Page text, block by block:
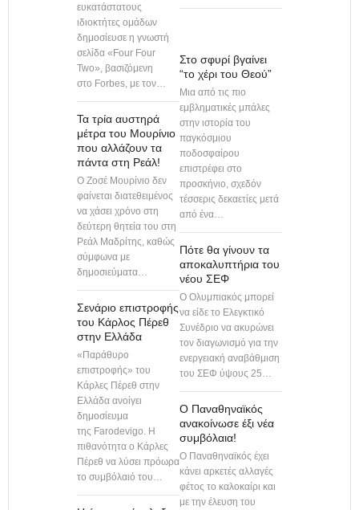
ευκατάστατους
ιδιοκτήτες ομάδων
δημοσίευσε η γνωστή
σελίδα «Four Four
Two», βασιζόμενη
στο Forbes, με τον…
Τα τρία αυστηρά
μέτρα του Μουρίνιο
που αλλάζουν τα
πάντα στη Ρεάλ!
Ο Ζοσέ Μουρίνιο δεν
φαίνεται διατεθειμένος
να χάσει χρόνο στη
δεύτερη θητεία του στη
Ρεάλ Μαδρίτης, καθώς
σύμφωνα με
δημοσιεύματα…
Σενάριο επιστροφής
του Κάρλος Πέρεθ
στην Ελλάδα
«Παράθυρο
επιστροφής» του
Κάρλες Πέρεθ στην
Ελλάδα ανοίγει
δημοσίευμα
της Farodevigo. Η
πιθανότητα ο Κάρλες
Πέρεθ να λύσει πρόωρα
το συμβόλαιό του…
Στο σφυρί βγαίνει
“το χέρι του Θεού”
Μια από τις πιο
εμβληματικές μπάλες
στην ιστορία του
παγκόσμιου
ποδοσφαίρου
επιστρέφει στο
προσκήνιο, σχεδόν
τέσσερις δεκαετίες μετά
από ένα…
Πότε θα γίνουν τα
αποκαλυπτήρια του
νέου ΣΕΦ
O Ολυμπιακός μπορεί
να είδε το Ελεγκτικό
Συνέδριο να ακυρώνει
τον διαγωνισμό για την
ενεργειακή αναβάθμιση
του ΣΕΦ ύψους 25…
Ο Παναθηναϊκός
ανακοίνωσε έξι νέα
συμβόλαια!
Ο Παναθηναϊκός έχει
κάνει αρκετές αλλαγές
φέτος το καλοκαίρι και
με την έλευση του